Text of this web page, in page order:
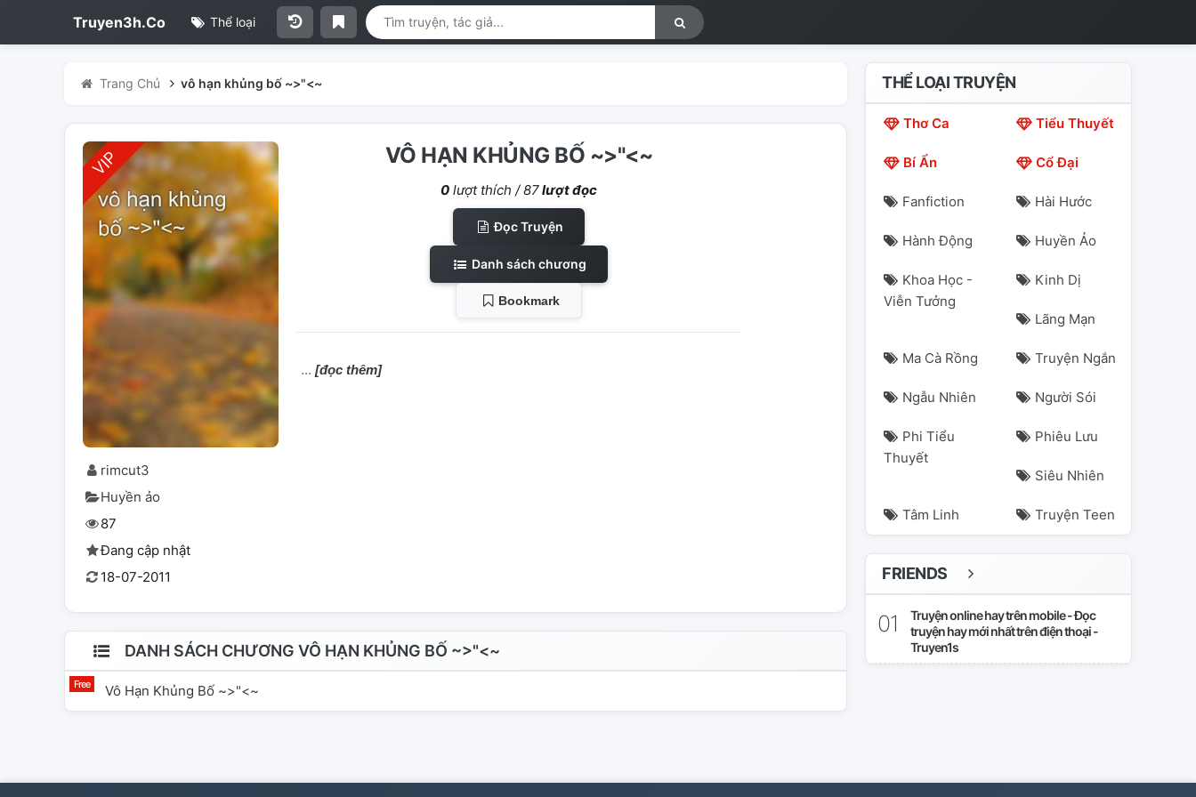
Truyen3h.Co Thể loại
Trang Chủ vô hạn khủng bố ~>"<~
rimcut3
Huyền ảo
87
Đang cập nhật
18-07-2011
VÔ HẠN KHỦNG BỐ ~>"<~
0 lượt thích /87lượt đọc
Đọc Truyện
Danh sách chương
Bookmark
[đọc thêm]
DANH SÁCH CHƯƠNG VÔ HẠN KHỦNG BỐ ~>"<~
Vô Hạn Khủng Bố ~>"<~
THỂ LOẠI TRUYỆN
Thơ Ca Tiểu Thuyết
Bí Ẩn Cổ Đại
Fanfiction Hài Hước
Hành Động Huyền Ảo
Khoa Học -
Viễn Tưởng
Kinh Dị
Lãng Mạn
Ma Cà Rồng Truyện Ngắn
Ngẫu Nhiên Người Sói
Phi Tiểu
Thuyết
Phiêu Lưu
Siêu Nhiên
Tâm Linh Truyện Teen
FRIENDS
Truyện online hay trên mobile - Đọc
truyện hay mới nhất trên điện thoại -
Truyen1s